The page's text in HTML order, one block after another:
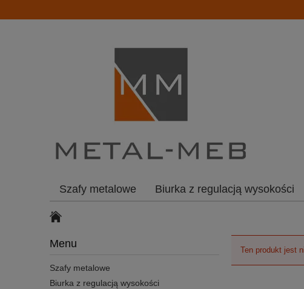
Szafy metalowe Biurka z regulacją wysokości
Menu
Szafy metalowe
Biurka z regulacją wysokości
Ten produkt jest